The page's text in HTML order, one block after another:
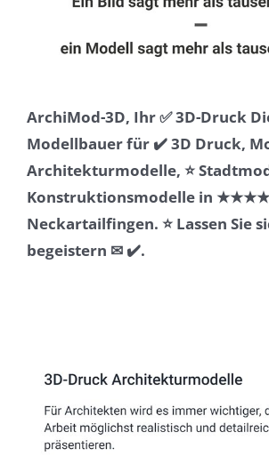
ArchiMod-3D, Ihr ✅ 3D-Druck
Modellbauer für ✔️ 3D Druck,
Architekturmodelle, ⭐
Konstruktionsmodelle in
Neckartailfingen. ⭐ Lassen Sie
begeistern ✉ ✔️.